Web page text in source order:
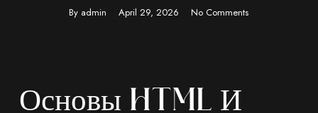
By admin April 29, 2026 No Comments
Основы HTML И